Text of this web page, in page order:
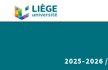
2025-2026 /